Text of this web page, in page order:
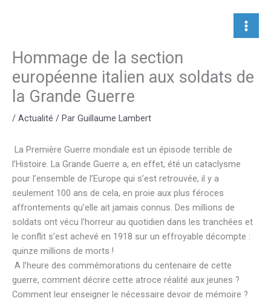
Hommage de la section
européenne italien aux soldats de
la Grande Guerre
/ Actualité / Par Guillaume Lambert
La Première Guerre mondiale est un épisode terrible de
l’Histoire. La Grande Guerre a, en effet, été un cataclysme
pour l’ensemble de l’Europe qui s’est retrouvée, il y a
seulement 100 ans de cela, en proie aux plus féroces
affrontements qu’elle ait jamais connus. Des millions de
soldats ont vécu l’horreur au quotidien dans les tranchées et
le conflit s’est achevé en 1918 sur un effroyable décompte :
quinze millions de morts !
A l’heure des commémorations du centenaire de cette
guerre, comment décrire cette atroce réalité aux jeunes ?
Comment leur enseigner le nécessaire devoir de mémoire ?